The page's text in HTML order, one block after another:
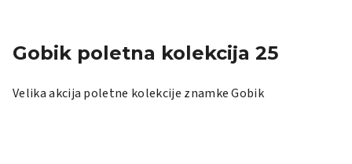
Gobik poletna kolekcija 25
Velika akcija poletne kolekcije znamke Gobik